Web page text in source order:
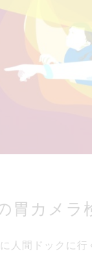
胃カメラ
人間ドックに行